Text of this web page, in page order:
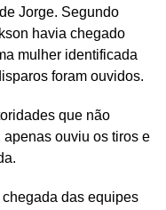
Jorge. Segundo
havia chegado
mulher identificada
foram ouvidos.
que não
ouviu os tiros e
das equipes